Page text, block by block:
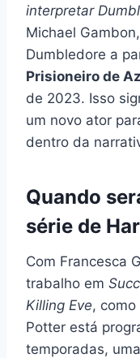
interpretar
Michael
Dumbledore a
Prisioneiro de
de 2023. Isso
um novo ator
dentro da
Quando
série de
Com Francesca
trabalho em
Killing Eve,
Potter está
temporadas,